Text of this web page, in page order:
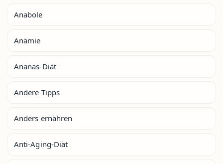
Anabole
Anämie
Ananas-Diät
Andere Tipps
Anders ernähren
Anti-Aging-Diät